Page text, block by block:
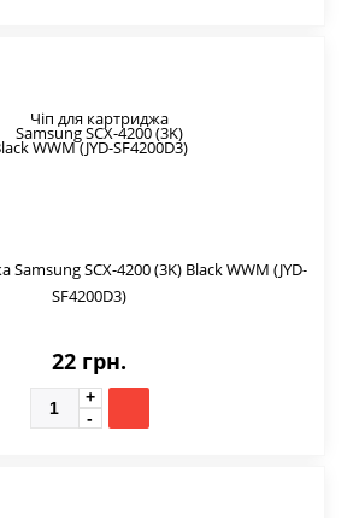
Samsung SCX-4200 (3K) Black WWM (JYD-
SF4200D3)
22 грн.